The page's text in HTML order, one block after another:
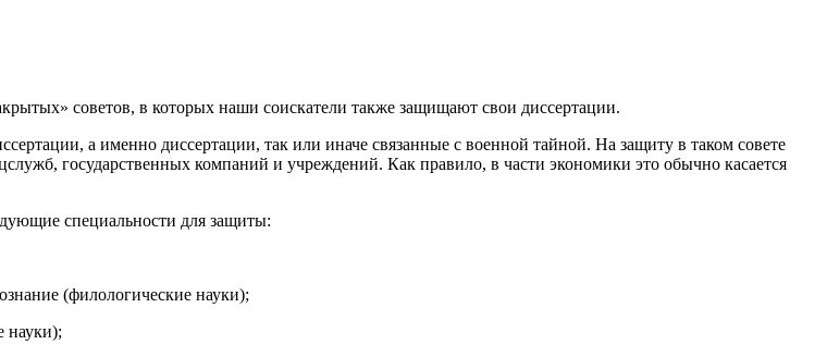
советов, в которых наши соискатели также защищают свои диссертации.
а именно диссертации, так или иначе связанные с военной тайной. На защиту в таком совете
государственных компаний и учреждений. Как правило, в части экономики это обычно касается
специальности для защиты:
(филологические науки);
науки);